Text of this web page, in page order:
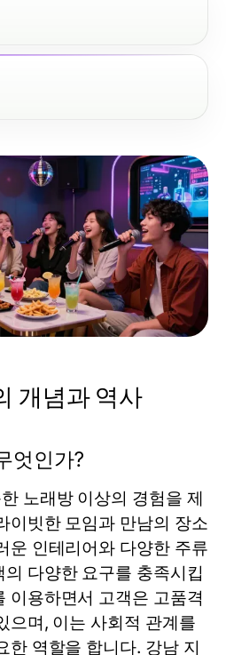
개념과 역사
엇인가?
노래방 이상의 경험을 제
이빗한 모임과 만남의 장소
운 인테리어와 다양한 주류
다양한 요구를 충족시킵
이용하면서 고객은 고품격
으며, 이는 사회적 관계를
한 역할을 합니다. 강남 지